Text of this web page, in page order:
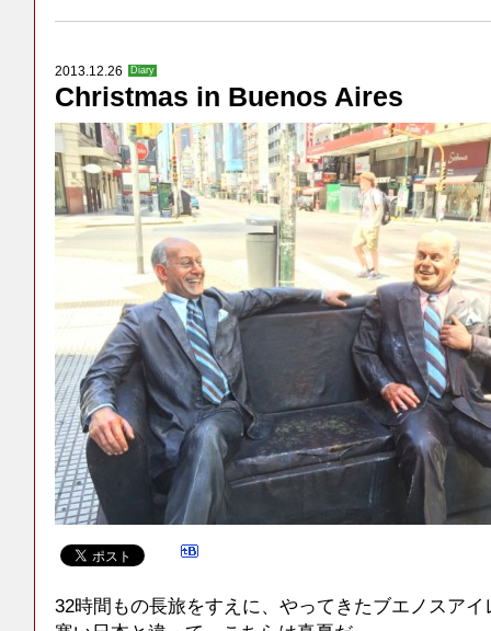
2013.12.26 Diary
Christmas in Buenos Aires
32時間もの長旅をすえに、やってきたブエノスアイ